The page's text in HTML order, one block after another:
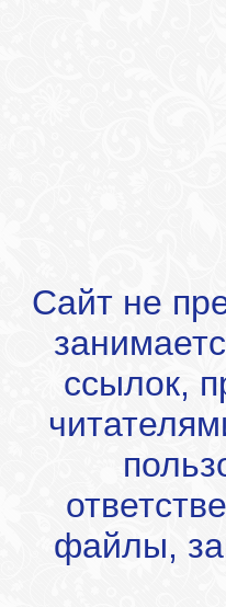
Сайт не
ссылок,
файлы,